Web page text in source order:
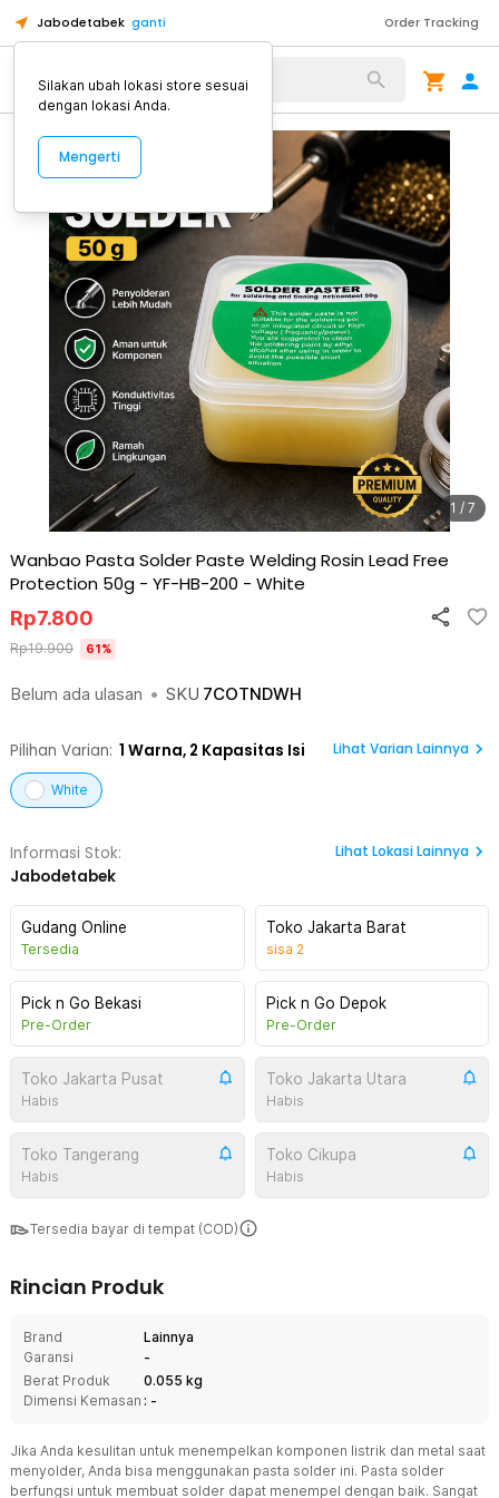
Jabodetabek ganti Order Tracking
Alat Kopi
1 / 7
Wanbao Pasta Solder Paste Welding Rosin Lead Free
Protection 50g - YF-HB-200 - White
Belum ada ulasan • SKU 7COTNDWH
Rp7.800
Rp19.900 61%
Pilihan Varian: 1 Warna, 2 Kapasitas Isi Lihat Varian Lainnya
White
Informasi Stok:
Jabodetabek
Lihat Lokasi Lainnya
Gudang Online
Tersedia
Toko Jakarta Barat
sisa 2
Pick n Go Bekasi
Pre-Order
Pick n Go Depok
Pre-Order
Toko Jakarta Pusat
Habis
Toko Jakarta Utara
Habis
Toko Tangerang
Habis
Toko Cikupa
Habis
Tersedia bayar di tempat (COD)
Rincian Produk
Brand
Lainnya
Garansi
-
Berat Produk
0.055 kg
Dimensi Kemasan : -
Jika Anda kesulitan untuk menempelkan komponen listrik dan metal saat
menyolder, Anda bisa menggunakan pasta solder ini. Pasta solder
berfungsi untuk membuat solder dapat menempel dengan baik. Sangat
Silakan ubah lokasi store sesuai
dengan lokasi Anda.
Mengerti